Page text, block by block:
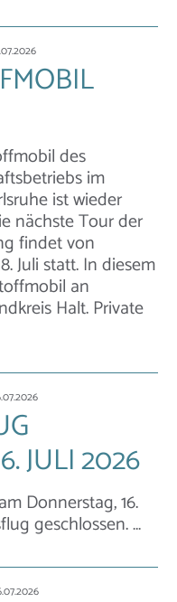
des
im
ist wieder
nächste Tour der
findet von
Juli statt. In diesem
an
Halt. Private
JULI 2026
Donnerstag, 16.
geschlossen. …